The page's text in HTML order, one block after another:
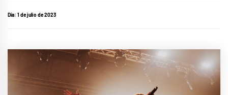
Día: 1 de julio de 2023